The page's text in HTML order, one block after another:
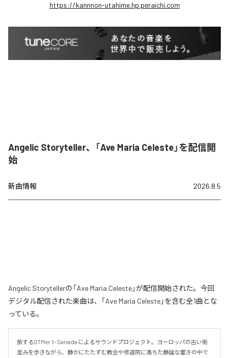
https://kannnon-utahime.hp.peraichi.com
Angelic Storyteller、「Ave Maria Celeste」を配信開
始
新曲情報 2026.8.5
Angelic Storytellerの「Ave Maria Celeste」が配信開始された。今回
デジタル配信された楽曲は、「Ave Maria Celeste」を含む全1曲とな
っている。
旅するDTMer  t- Sanada によるサウンドプロジェクト。ヨーロッパの古い街
並みを歩きながら、静かにたたずむ教会や修道院に満ちた静謐な響きの中で